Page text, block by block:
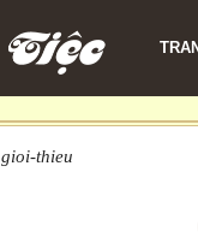
gioi-thieu